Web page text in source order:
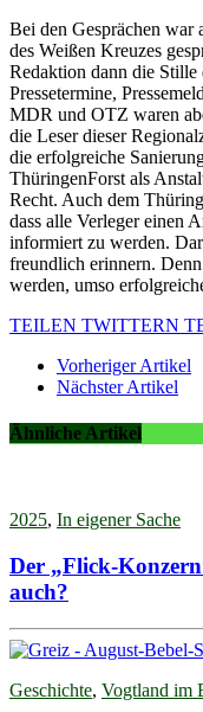
Bei den Gesprächen war
des Weißen Kreuzes
Redaktion dann die Stille
Pressetermine,
MDR und OTZ waren
die Leser dieser
die erfolgreiche
ThüringenForst als
Recht. Auch dem
dass alle Verleger einen
informiert zu werden.
freundlich erinnern.
werden, umso
TEILEN TWITTERN
Vorheriger Artikel
Nächster Artikel
Ähnliche Artikel
2025, In eigener Sache
Der „Flick-
auch?
Geschichte, Vogtland im